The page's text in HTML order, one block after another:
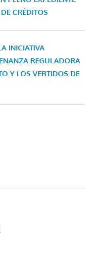
CRÉDITOS
INICIATIVA
REGULADORA
Y LOS VERTIDOS DE